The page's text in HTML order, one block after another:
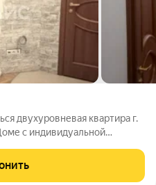
двухуровневая квартира г.
с индивидуальной
тренажерный зал, на каждом